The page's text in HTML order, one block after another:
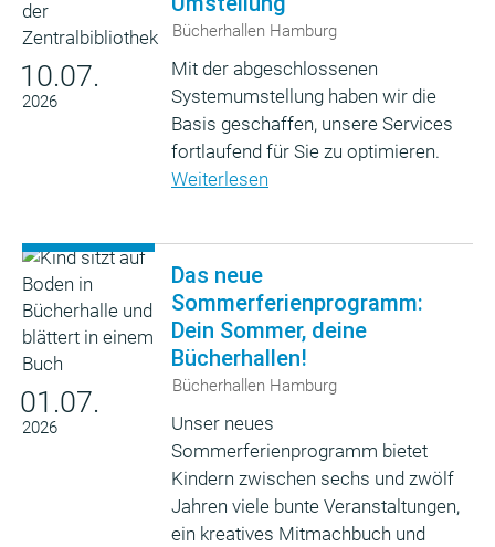
10.07.
2026
Bücherhallen Hamburg
Mit der abgeschlossenen
Systemumstellung haben wir die
Basis geschaffen, unsere Services
fortlaufend für Sie zu optimieren.
Weiterlesen
01.07.
2026
Das neue
Sommerferienprogramm:
Dein Sommer, deine
Bücherhallen!
Bücherhallen Hamburg
Unser neues
Sommerferienprogramm bietet
Kindern zwischen sechs und zwölf
Jahren viele bunte Veranstaltungen,
ein kreatives Mitmachbuch und